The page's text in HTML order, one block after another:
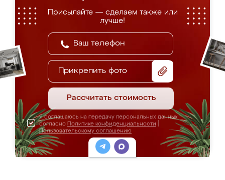
Присылайте — сделаем также или
лучше!
Прикрепить фото
Рассчитать стоимость
Я соглашаюсь на передачу персональных данных
согласно Политике конфиденциальности
Пользовательскому соглашению